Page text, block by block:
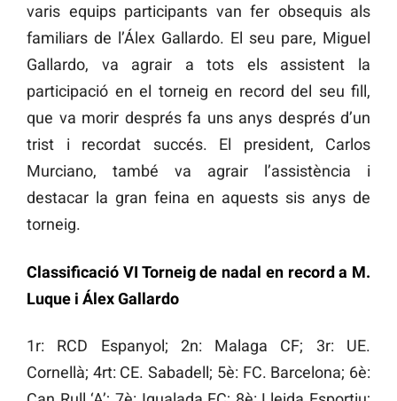
varis equips participants van fer obsequis als
familiars de l’Álex Gallardo. El seu pare, Miguel
Gallardo, va agrair a tots els assistent la
participació en el torneig en record del seu fill,
que va morir després fa uns anys després d’un
trist i recordat succés. El president, Carlos
Murciano, també va agrair l’assistència i
destacar la gran feina en aquests sis anys de
torneig.
Classificació VI Torneig de nadal en record a M.
Luque i Álex Gallardo
1r: RCD Espanyol; 2n: Malaga CF; 3r: UE.
Cornellà; 4rt: CE. Sabadell; 5è: FC. Barcelona; 6è: